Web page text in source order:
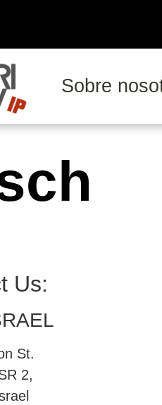
Sobre
Us:
St.
2,